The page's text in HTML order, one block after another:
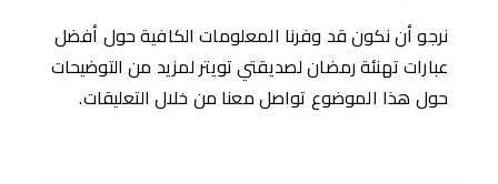
نرجو أن نكون قد وفرنا المعلومات الكافية حول أفضل
عبارات تهنئة رمضان لصديقتي تويتر لمزيد من التوضيحات
حول هذا الموضوع تواصل معنا من خلال التعليقات.